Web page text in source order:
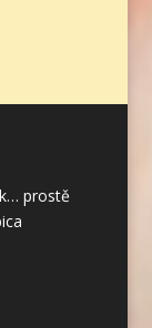
prostě